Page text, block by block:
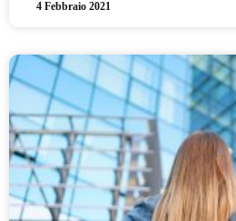
4 Febbraio 2021